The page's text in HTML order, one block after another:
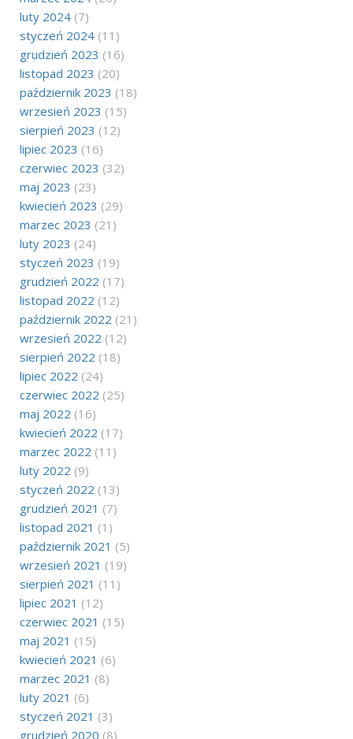
luty 2024 (7)
styczeń 2024 (11)
grudzień 2023 (16)
listopad 2023 (20)
październik 2023 (18)
wrzesień 2023 (15)
sierpień 2023 (12)
lipiec 2023 (16)
czerwiec 2023 (32)
maj 2023 (23)
kwiecień 2023 (29)
marzec 2023 (21)
luty 2023 (24)
styczeń 2023 (19)
grudzień 2022 (17)
listopad 2022 (12)
październik 2022 (21)
wrzesień 2022 (12)
sierpień 2022 (18)
lipiec 2022 (24)
czerwiec 2022 (25)
maj 2022 (16)
kwiecień 2022 (17)
marzec 2022 (11)
luty 2022 (9)
styczeń 2022 (13)
grudzień 2021 (7)
listopad 2021 (1)
październik 2021 (5)
wrzesień 2021 (19)
sierpień 2021 (11)
lipiec 2021 (12)
czerwiec 2021 (15)
maj 2021 (15)
kwiecień 2021 (6)
marzec 2021 (8)
luty 2021 (6)
styczeń 2021 (3)
grudzień 2020 (8)